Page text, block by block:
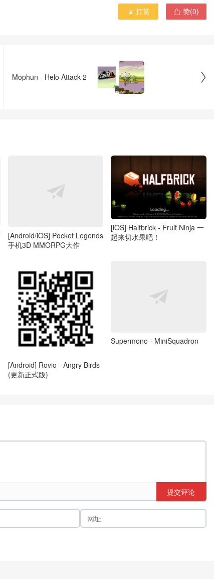
 赞(0)
 打赏

Mophun - Helo Attack 2
[Android/iOS] Pocket Legends
手机3D MMORPG大作
[iOS] Halfbrick - Fruit Ninja 一
起来切水果吧！
[Android] Rovio - Angry Birds
(更新正式版)
Supermono - MiniSquadron
提交评论